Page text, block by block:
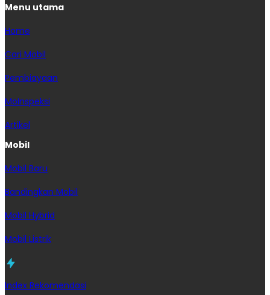
Menu utama
Home
Cari Mobil
Pembiayaan
MoInspeksi
Artikel
Mobil
Mobil Baru
Bandingkan Mobil
Mobil Hybrid
Mobil Listrik
Index Rekomendasi